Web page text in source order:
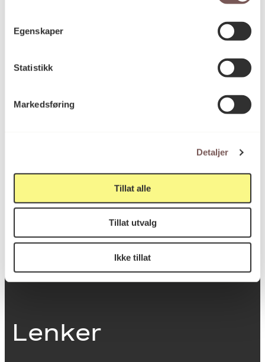
Egenskaper
Statistikk
Markedsføring
Detaljer
Tillat alle
Tillat utvalg
Ikke tillat
Besøksadresse
Victoria Terrasse 11
0251 Oslo
Viktig info
Utbetaling og fakturering
Om opphavsrett
Dokumentasjonsskjema
Last ned logo
Lenker